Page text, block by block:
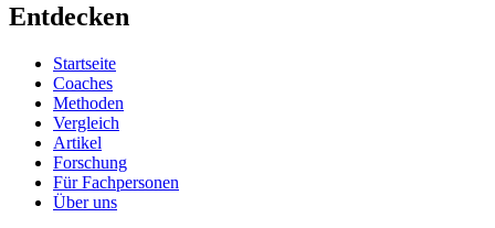
Entdecken
Startseite
Coaches
Methoden
Vergleich
Artikel
Forschung
Für Fachpersonen
Über uns